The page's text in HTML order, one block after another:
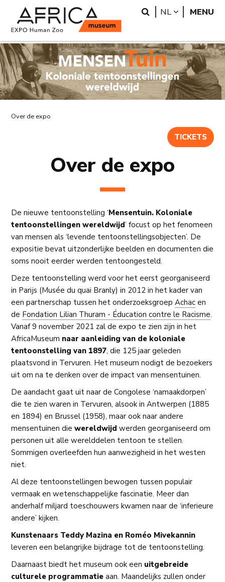
Overslaan
naar
de
inhoud
gaan
search
Search
NL LANGUAGE
MENU
Kruimelpad
Over de expo
TICKETS
Over de expo
De nieuwe tentoonstelling ‘Mensentuin. Koloniale
tentoonstellingen wereldwijd’ focust op het fenomeen
van mensen als ‘levende tentoonstellingsobjecten’. De
expositie bevat uitzonderlijke beelden en documenten die
soms nooit eerder werden tentoongesteld.
Deze tentoonstelling werd voor het eerst georganiseerd
in Parijs (Musée du quai Branly) in 2012 in het kader van
een partnerschap tussen het onderzoeksgroepAchac en
de Fondation Lilian Thuram - Éducation contre le Racisme.
Vanaf 9 november 2021 zal de expo te zien zijn in het
AfricaMuseum naar aanleiding van de koloniale
tentoonstelling van 1897, die 125 jaar geleden
plaatsvond in Tervuren. Het museum nodigt de bezoekers
uit om na te denken over de impact van mensentuinen.
De aandacht gaat uit naar de Congolese ‘namaakdorpen’
die te zien waren in Tervuren, alsook in Antwerpen (1885
en 1894) en Brussel (1958), maar ook naar andere
mensentuinen diewereldwijd werden georganiseerd om
personen uit alle werelddelen tentoon te stellen.
Sommigen overleefden hun aanwezigheid in het westen
niet.
Al deze tentoonstellingen bewogen tussen populair
vermaak en wetenschappelijke fascinatie. Meer dan
anderhalf miljard toeschouwers kwamen naar de ‘inferieure
andere’ kijken.
Kunstenaars Teddy Mazina en Roméo Mivekannin
leveren een belangrijke bijdrage tot de tentoonstelling.
Daarnaast biedt het museum ook een uitgebreide
culturele programmatieaan. Maandelijks zullen onder